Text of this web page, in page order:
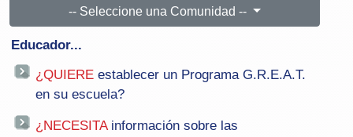
-- Seleccione una Comunidad --
Educador...
¿QUIERE establecer un Programa G.R.E.A.T.
en su escuela?
¿NECESITAinformación sobre las